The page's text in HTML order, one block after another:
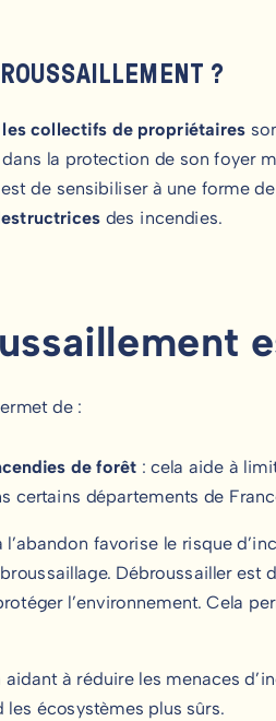
?
collectifs de propriétaires
la protection de son foyer
de sensibiliser à une forme
des incendies.
de :
de forêt : cela aide à
certains départements de
favorise le risque
Débroussailler est
l’environnement. Cela
aidant à réduire les menaces
écosystèmes plus sûrs.